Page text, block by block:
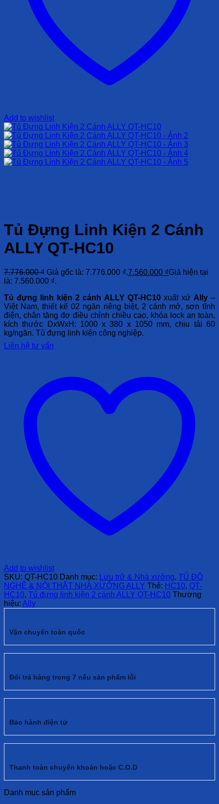
Add to wishlist
Tủ Đựng Linh Kiện 2 Cánh
ALLY QT-HC10
7.776.000₫ Giá gốc là: 7.776.000 ₫.7.560.000 ₫Giá hiện tại
là: 7.560.000 ₫.
Tủ đựng linh kiện 2 cánh ALLY QT-HC10xuất xứ Ally–
Việt Nam, thiết kế02 ngăn riêng biệt, 2 cánh mở, sơn tĩnh
điện, chân tăng đơ điều chỉnh chiều cao, khóa lock an toàn,
kích thước
DxWxH: 1000 x 380 x 1050 mm,chịu tải 60
kg/ngăn. Tủ đựng linh kiện công nghiệp.
Liên hệ tư vấn
Add to wishlist
SKU: QT-HC10 Danh mục: Lưu trữ & Nhà xưởng, TỦ ĐỒ
NGHỀ & NỘI THẤT NHÀ XƯỞNG ALLY Thẻ: HC10, QT-
HC10, Tủ đựng linh kiện 2 cánh ALLY QT-HC10 Thương
hiệu: Ally
Vận chuyển toàn quốc
Đổi trả hàng trong 7 nếu sản phẩm lỗi
Bảo hành điện tử
Thanh toàn chuyển khoản hoặc C.O.D
Danh mục sản phẩm